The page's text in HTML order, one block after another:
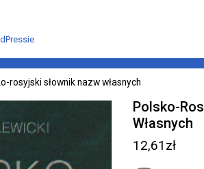
rosyjski słownik nazw własnych
Polsko-
Własnych
12,61 zł